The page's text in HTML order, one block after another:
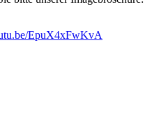
EpuX4xFwKvA